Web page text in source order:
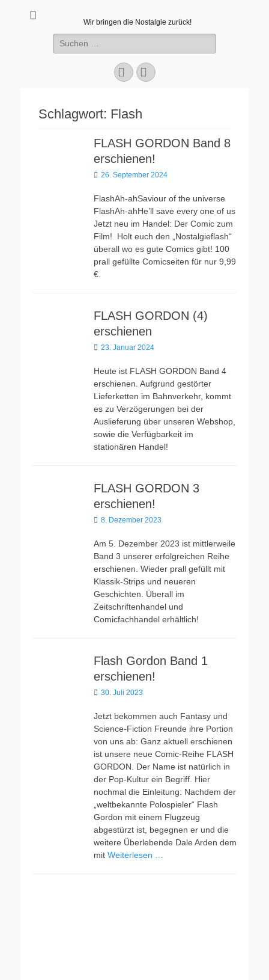
Wir bringen die Nostalgie zurück!
Suchen
nach:
Facebook
E-
Mail
Schlagwort: Flash
FLASH GORDON Band 8
erschienen!
Veröffentlicht
26. September 2024
FlashAh-ahSaviour of the universe
FlashAh-ahHe’ll save every one of us
Jetzt neu im Handel: Der Comic zum
Film! Holt euch den „Nostalgieflash“
überall wo es gute Comics gibt! 100
prall gefüllte Comicseiten für nur 9,99
€.
FLASH GORDON (4)
erschienen
Veröffentlicht
23. Januar 2024
Heute ist FLASH GORDON Band 4
erschienen. Aufgrund gestörter
Lieferketten im Bahnverkehr, kommt
es zu Verzögerungen bei der
Auslieferung über unseren Webshop,
sowie die Verfügbarkeit im
stationären Handel!
FLASH GORDON 3
erschienen!
Veröffentlicht
8. Dezember 2023
Am 5. Dezember 2023 ist mittlerweile
Band 3 unserer erfolgreichen Reihe
erschienen. Wieder prall gefüllt mit
Klassik-Strips und neueren
Geschichten. Überall im
Zeitschriftenhandel und
Comicfachhandel erhältlich!
Flash Gordon Band 1
erschienen!
Veröffentlicht
30. Juli 2023
Jetzt bekommen auch Fantasy und
Science-Fiction Freunde ihre Portion
von uns ab: Ganz aktuell erschienen
ist unsere neue Comic-Reihe FLASH
GORDON. Der Name ist natürlich in
der Pop-Kultur ein Begriff. Hier
nochmal die Einleitung: Nachdem der
„weltbekannte Polospieler“ Flash
Gordon mit einem Flugzeug
abgestürzt ist, begegnen er und die
weitere Überlebende Dale Arden dem
mit Weiterlesen …